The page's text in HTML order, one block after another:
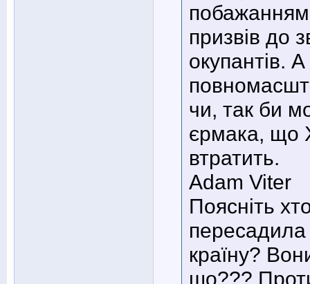
побажанням
призвів до
окупантів.
чи, так би
єрмака, що
втратить.
Adam Viter
Поясніть
пересадила
країну?
шо???